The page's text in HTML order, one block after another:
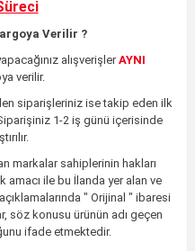
Verilir ?
alışverişler AYNI
verilir.
siparişleriniz ise takip eden ilk
1-2 iş günü içerisinde
markalar sahiplerinin hakları
ile bu İlanda yer alan ve
" Orijinal " ibaresi
söz konusu ürünün adı geçen
ifade etmektedir.